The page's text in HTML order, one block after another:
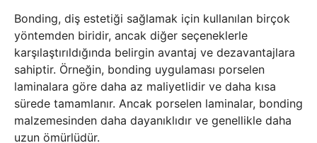
Bonding, diş estetiği sağlamak için kullanılan birçok
yöntemden biridir, ancak diğer seçeneklerle
karşılaştırıldığında belirgin avantaj ve dezavantajlara
sahiptir. Örneğin, bonding uygulaması porselen
laminalara göre daha az maliyetlidir ve daha kısa
sürede tamamlanır. Ancak porselen laminalar, bonding
malzemesinden daha dayanıklıdır ve genellikle daha
uzun ömürlüdür.